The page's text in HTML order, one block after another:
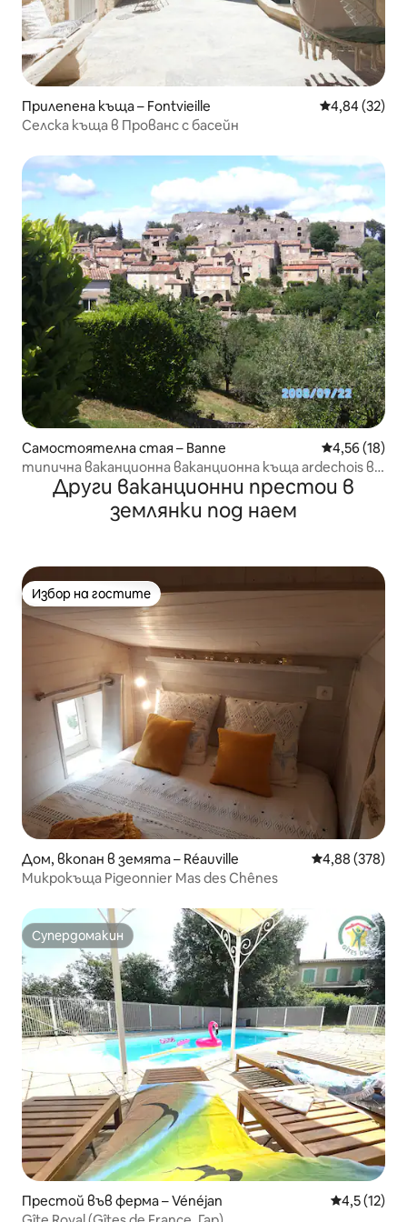
Прилепена къща – Fontvieille Средна
4,84 (32)
Селска къща в Прованс с басейн
Самостоятелна стая – Banne Средна
4,56 (18)
типична ваканционна ваканционна къща ardechois в
класифицирано село
Други ваканционни престои в
землянки под наем
Избор на гостите
Избор на гостите
Дом, вкопан в земята – Réauville Средна
4,88 (378)
Микрокъща Pigeonnier Mas des Chênes
Супердомакин
Супердомакин
Престой във ферма – Vénéjan Средна
4,5 (12)